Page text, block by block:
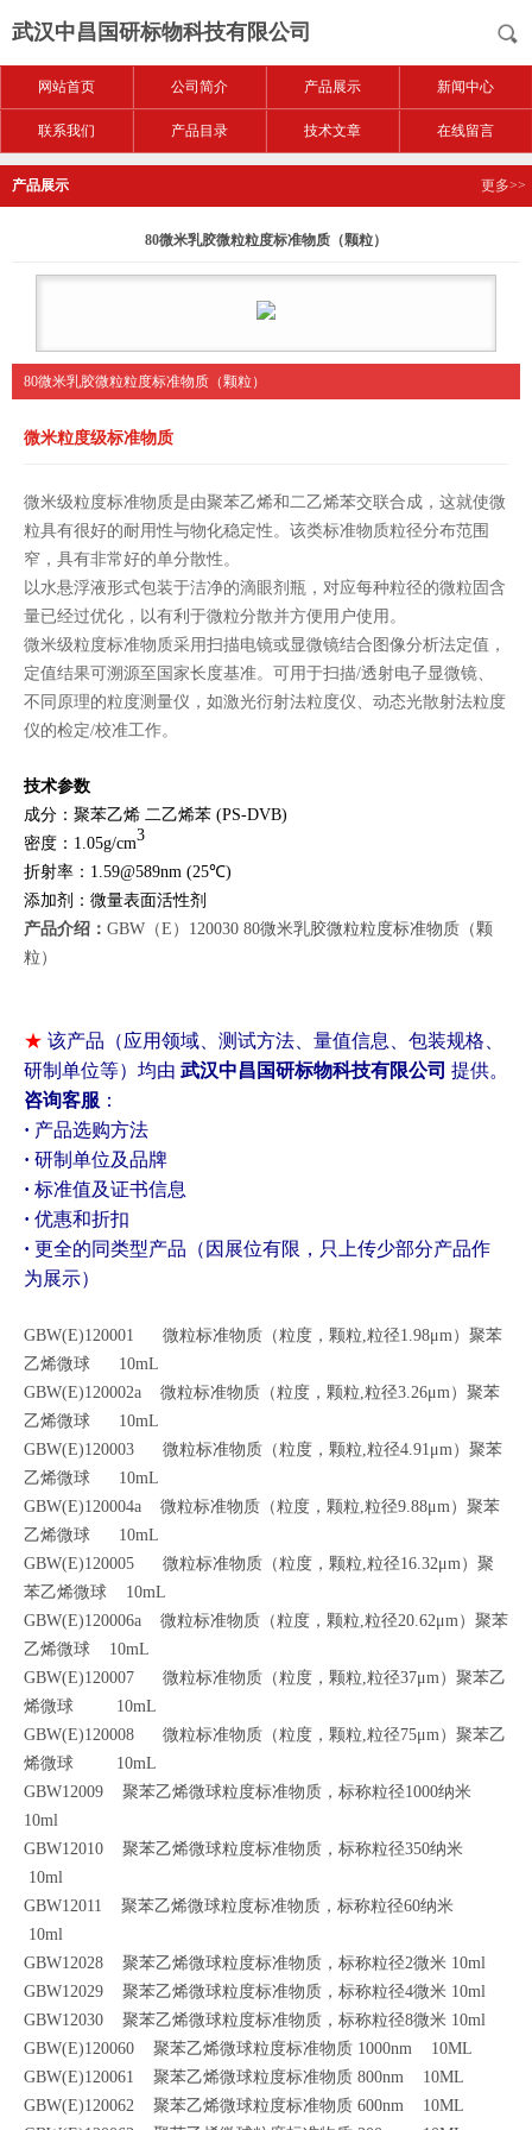
武汉中昌国研标物科技有限公司
网站首页 公司简介 产品展示 新闻中心
联系我们 产品目录 技术文章 在线留言
产品展示 更多>>
80微米乳胶微粒粒度标准物质（颗粒）
80微米乳胶微粒粒度标准物质（颗粒）
微米粒度级标准物质
微米级粒度标准物质是由聚苯乙烯和二乙烯苯交联合成，这就使微
粒具有很好的耐用性与物化稳定性。该类标准物质粒径分布范围
窄，具有非常好的单分散性。
以水悬浮液形式包装于洁净的滴眼剂瓶，对应每种粒径的微粒固含
量已经过优化，以有利于微粒分散并方便用户使用。
微米级粒度标准物质采用扫描电镜或显微镜结合图像分析法定值，
定值结果可溯源至国家长度基准。可用于扫描/透射电子显微镜、
不同原理的粒度测量仪，如激光衍射法粒度仪、动态光散射法粒度
仪的检定/校准工作。
技术参数
成分：聚苯乙烯 二乙烯苯 (PS-DVB)
密度：1.05g/cm3
折射率：1.59@589nm (25℃)
添加剂：微量表面活性剂
产品介绍： GBW（E）120030 80微米乳胶微粒粒度标准物质（颗
粒）
★ 该产品（应用领域、测试方法、量值信息、包装规格、
研制单位等）均由 武汉中昌国研标物科技有限公司 提供。
咨询客服 ：
· 产品选购方法
· 研制单位及品牌
· 标准值及证书信息
· 优惠和折扣
· 更全的同类型产品（因展位有限，只上传少部分产品作
为展示）
GBW(E)120001 微粒标准物质（粒度，颗粒,粒径1.98μm）聚苯
乙烯微球 10mL
GBW(E)120002a 微粒标准物质（粒度，颗粒,粒径3.26μm）聚苯
乙烯微球 10mL
GBW(E)120003 微粒标准物质（粒度，颗粒,粒径4.91μm）聚苯
乙烯微球 10mL
GBW(E)120004a 微粒标准物质（粒度，颗粒,粒径9.88μm）聚苯
乙烯微球 10mL
GBW(E)120005 微粒标准物质（粒度，颗粒,粒径16.32μm）聚
苯乙烯微球 10mL
GBW(E)120006a 微粒标准物质（粒度，颗粒,粒径20.62μm）聚苯
乙烯微球 10mL
GBW(E)120007 微粒标准物质（粒度，颗粒,粒径37μm）聚苯乙
烯微球 10mL
GBW(E)120008 微粒标准物质（粒度，颗粒,粒径75μm）聚苯乙
烯微球 10mL
GBW12009 聚苯乙烯微球粒度标准物质，标称粒径1000纳米
10ml
GBW12010 聚苯乙烯微球粒度标准物质，标称粒径350纳米
10ml
GBW12011 聚苯乙烯微球粒度标准物质，标称粒径60纳米
10ml
GBW12028 聚苯乙烯微球粒度标准物质，标称粒径2微米 10ml
GBW12029 聚苯乙烯微球粒度标准物质，标称粒径4微米 10ml
GBW12030 聚苯乙烯微球粒度标准物质，标称粒径8微米 10ml
GBW(E)120060 聚苯乙烯微球粒度标准物质 1000nm 10ML
GBW(E)120061 聚苯乙烯微球粒度标准物质 800nm 10ML
GBW(E)120062 聚苯乙烯微球粒度标准物质 600nm 10ML